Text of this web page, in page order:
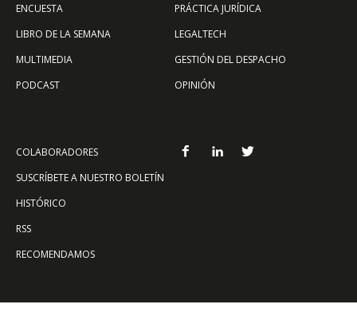
ENCUESTA
LIBRO DE LA SEMANA
MULTIMEDIA
PODCAST
PRÁCTICA JURÍDICA
LEGALTECH
GESTIÓN DEL DESPACHO
OPINIÓN
COLABORADORES
SUSCRÍBETE A NUESTRO BOLETÍN
HISTÓRICO
RSS
RECOMENDAMOS